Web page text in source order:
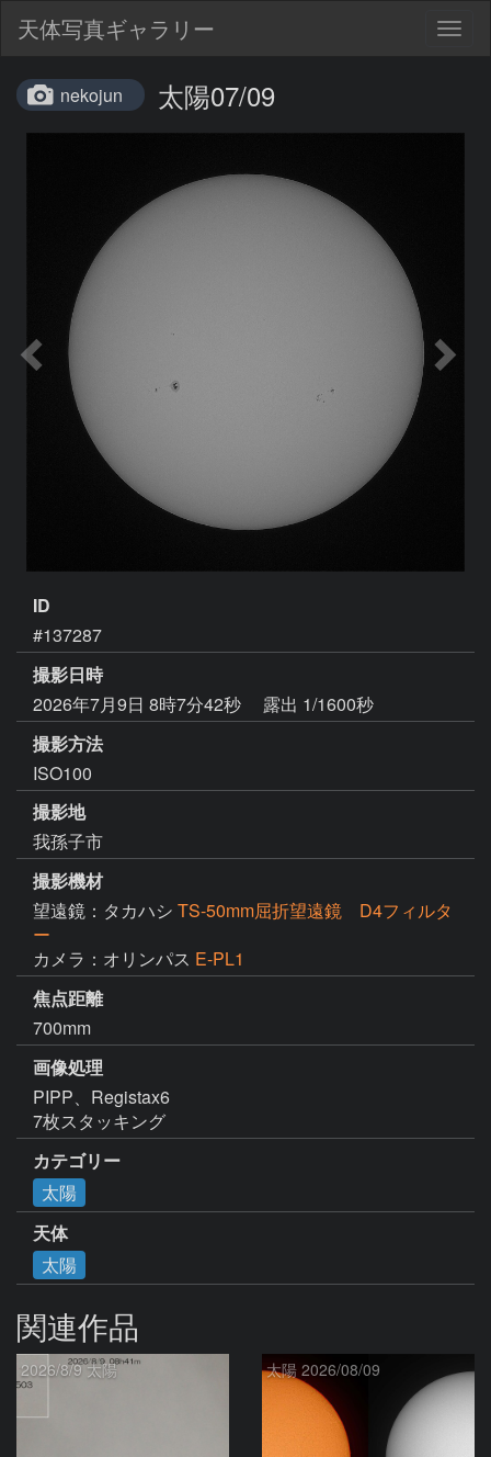
天体写真ギャラリー
nekojun 太陽07/09
ID
#137287
撮影日時
2026年7月9日 8時7分42秒
露出 1/1600秒
撮影方法
ISO100
撮影地
我孫子市
撮影機材
望遠鏡：タカハシ TS-50mm屈折望遠鏡 D4フィルタ
ー
カメラ：オリンパス E-PL1
焦点距離
700mm
画像処理
PIPP、Registax6
7枚スタッキング
カテゴリー
太陽
天体
太陽
関連作品
2026/8/9 太陽 太陽 2026/08/09